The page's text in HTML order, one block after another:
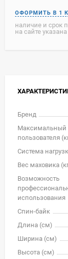
наличие и срок
на сайте
Бренд
Максимальный
пользователя
Система
Вес маховика
Возможность
использования
Спин-байк
Длина (см)
Ширина (см)
Высота (см)